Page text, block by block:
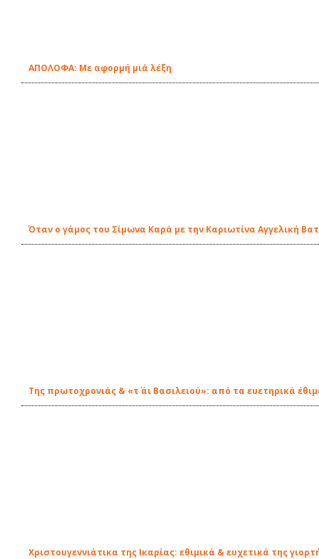
ΑΠΟΛΟΦΑ: Με αφορμή μιά λέξη
Όταν ο γάμος του Σίμωνα Καρά με την Καριωτίνα Αγγελική
Της πρωτοχρονιάς & «τ΄ άι Βασιλειού»: από τα ευετηρικά
Χριστουγεννιάτικα της Ικαρίας: εθιμικά & ευχετικά της